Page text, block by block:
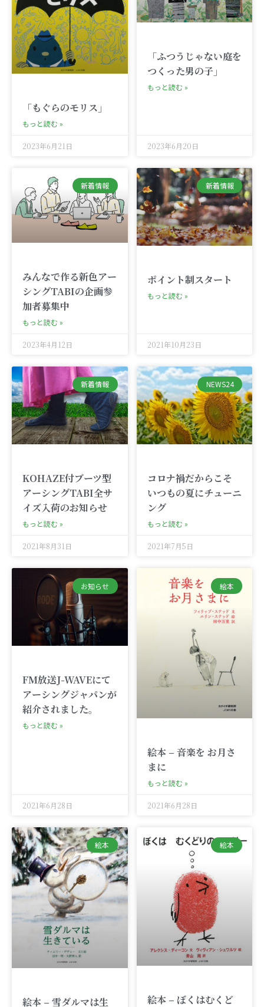
「もぐらのモリス」
もっと読む »
2023年6月21日
「ふつうじゃない庭を
つくった男の子」
もっと読む »
2023年6月20日
新着情報
みんなで作る新色アー
シングTABIの企画参
加者募集中
もっと読む »
2023年4月12日
新着情報
ポイント制スタート
もっと読む »
2021年10月23日
新着情報
KOHAZE付ブーツ型
アーシングTABI全サ
イズ入荷のお知らせ
もっと読む »
2021年8月31日
NEWS24
コロナ禍だからこそ
いつもの夏にチューニ
ング
もっと読む »
2021年7月5日
お知らせ
FM放送J-WAVEにて
アーシングジャパンが
紹介されました。
もっと読む »
2021年6月28日
絵本
絵本 – 音楽を お月さ
まに
もっと読む »
2021年6月28日
絵本
絵本 – 雪ダルマは生
絵本
絵本 – ぼくはむくど